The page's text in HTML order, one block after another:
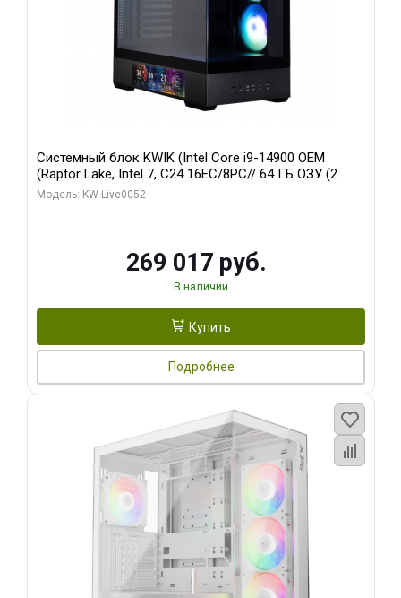
Системный блок KWIK (Intel Core i9-14900 OEM
(Raptor Lake, Intel 7, C24 16EC/8PC// 64 ГБ ОЗУ (2
модуля)/ Palit RTX5080 GAMINGPRO OC 16GB GDDR7
Модель: KW-Live0052
269 017 руб.
В наличии
Купить
Подробнее